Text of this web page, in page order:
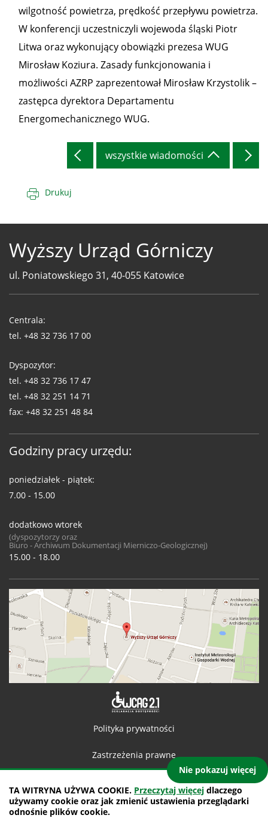
TA WITRYNA UŻYWA COOKIE. Przeczytaj więcej dlaczego
używamy cookie oraz jak zmienić ustawienia przeglądarki
odnośnie plików cookie.
Nie pokazuj więcej
wilgotność powietrza, prędkość przepływu powietrza.
W konferencji uczestniczyli wojewoda śląski Piotr
Litwa oraz wykonujący obowiązki prezesa WUG
Mirosław Koziura. Zasady funkcjonowania i
możliwości AZRP zaprezentował Mirosław Krzystolik –
zastępca dyrektora Departamentu
Energomechanicznego WUG.
wszystkie wiadomości
Drukuj
Wyższy Urząd Górniczy
ul. Poniatowskiego 31, 40-055 Katowice
WUG
Centrala:
tel. +48 32 736 17 00
Dyspozytor:
tel. +48 32 736 17 47
tel. +48 32 251 14 71
fax: +48 32 251 48 84
Godziny pracy urzędu:
poniedziałek - piątek:
7.00 - 15.00
dodatkowo wtorek
(dyspozytorzy oraz
Biuro - Archiwum Dokumentacji Mierniczo-Geologicznej)
15.00 - 18.00
Polityka prywatności
Zastrzeżenia prawne
Mapa witryny